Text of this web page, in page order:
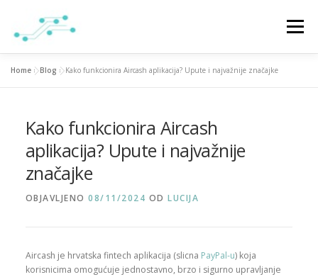
sadržaj
Izbornik
KONTAKT BLOG COPYWRITING/SEO USLUGE
Home »Blog »Kako funkcionira Aircash aplikacija? Upute i najvažnije značajke
Kako funkcionira Aircash
aplikacija? Upute i najvažnije
značajke
OBJAVLJENO08/11/2024 ODLUCIJA
Aircash je hrvatska fintech aplikacija (slicna PayPal-u) koja
korisnicima omogućuje jednostavno, brzo i sigurno upravljanje